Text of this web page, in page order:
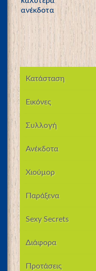
ανέκδοτα
Κατάσταση
Εικόνες
Συλλογή
Ανέκδοτα
Χιούμορ
Παράξενα
Sexy Secrets
Διάφορα
Προτάσεις